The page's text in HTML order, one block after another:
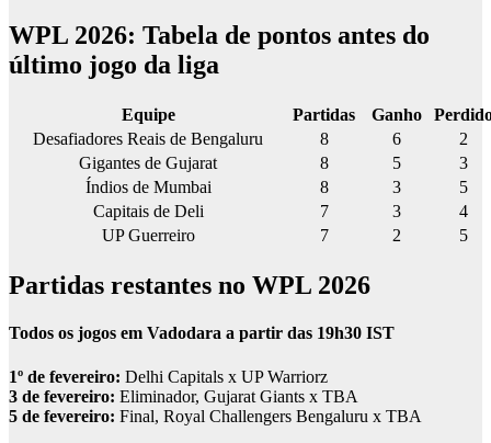
WPL 2026: Tabela de pontos antes do
último jogo da liga
Equipe Partidas Ganho
Desafiadores Reais de Bengaluru
8 6
2
Gigantes de Gujarat
8 5
3
Índios de Mumbai
8 3
5
Capitais de Deli
7 3
4
UP Guerreiro
7 2 5
Partidas restantes no WPL 2026
Todos os jogos em Vadodara a partir das 19h30 IST
1º de fevereiro: Delhi Capitals x UP Warriorz
3 de fevereiro: Eliminador, Gujarat Giants x TBA
5 de fevereiro: Final, Royal Challengers Bengaluru x TBA